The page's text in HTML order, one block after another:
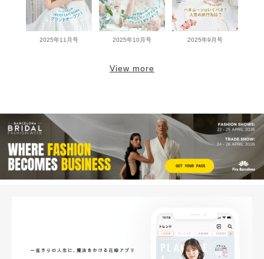
2025年11月号 2025年10月号 2025年9月号
View more